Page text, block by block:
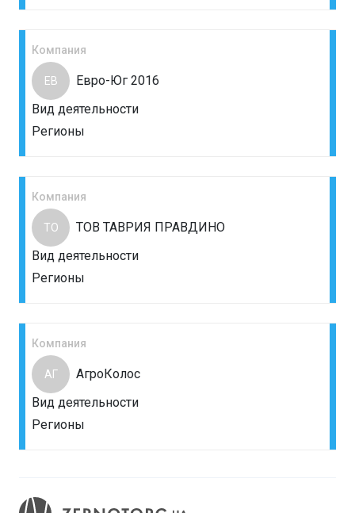
Компания
ЕВ
Евро-Юг 2016
Вид деятельности
Регионы
Компания
ТО
ТОВ ТАВРИЯ ПРАВДИНО
Вид деятельности
Регионы
Компания
АГ
АгроКолос
Вид деятельности
Регионы